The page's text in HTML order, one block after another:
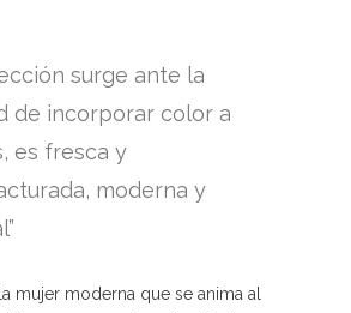
surge ante la
de incorporar color a
es fresca y
moderna y
mujer moderna que se anima al